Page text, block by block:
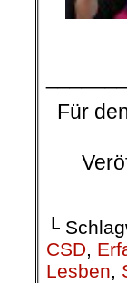
Für
└
CSD,
Lesben,